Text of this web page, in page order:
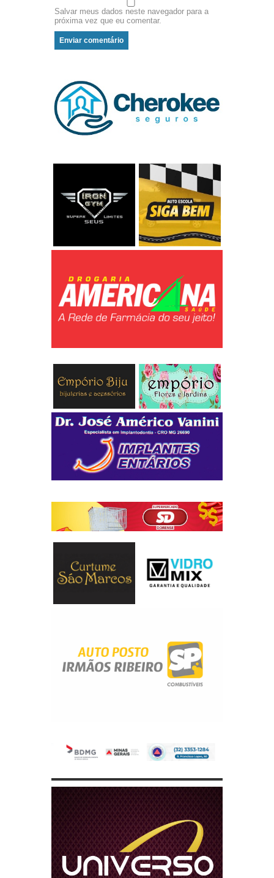
Salvar meus dados neste navegador para a
próxima vez que eu comentar.